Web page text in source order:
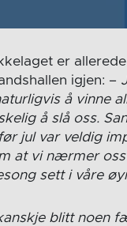
er
igjen: –
å vinne
å slå oss.
jul var veldig
at vi nærmer
sett i våre
blitt noen